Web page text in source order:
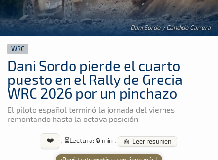
GALERÍAS
TIENDA
Dani Sordo y Cándido Carrera
WRC
Dani Sordo pierde el cuarto
puesto en el Rally de Grecia
WRC 2026 por un pinchazo
El piloto español terminó la jornada del viernes
remontando hasta la octava posición
❤️ · ⏳Lectura: 🔒 min · 📰 Leer resumen